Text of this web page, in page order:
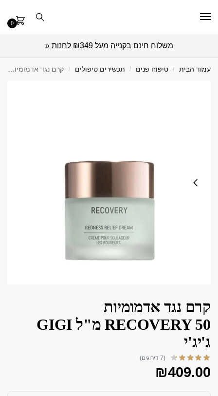
0
משלוח חינם בקנייה מעל ₪349 לחנות «
עמוד הבית / טיפוח פנים / תכשירים טיפולים / קרם נגד אדמומיות RECOVERY 50 מ"ל GIGI ג'יג'י
קרם נגד אדמומיות
RECOVERY 50 מ"ל GIGI
ג'יג'י
(7 דירוגים)
₪409.00